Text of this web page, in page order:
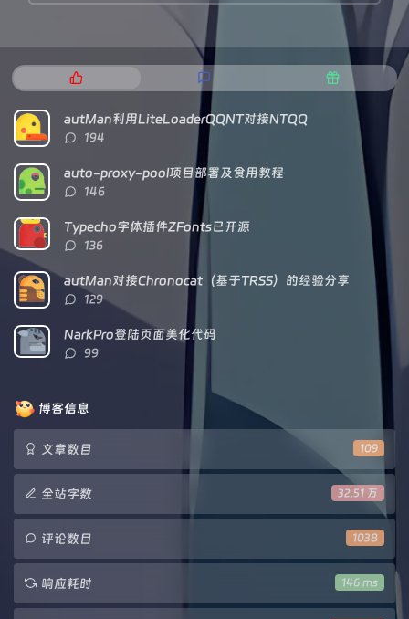
热
门
文
章
新
评
论
随
机
autMan利用LiteLoaderQQNT对接NTQQ
评
数：
194
auto-proxy-pool项目部署及食用教程
评
数：
146
Typecho字体插件ZFonts已开源
评
数：
136
autMan对接Chronocat（基于TRSS）的经验分享
评
数：
129
NarkPro登陆页面美化代码
评
99
博客信息
109
文章数目
32.51 万
全站字数
1038
评论数目
146 ms
响应耗时